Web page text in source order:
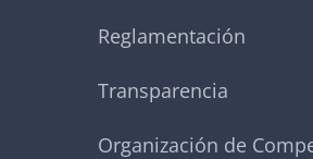
Reglamentación
Transparencia
Organización de